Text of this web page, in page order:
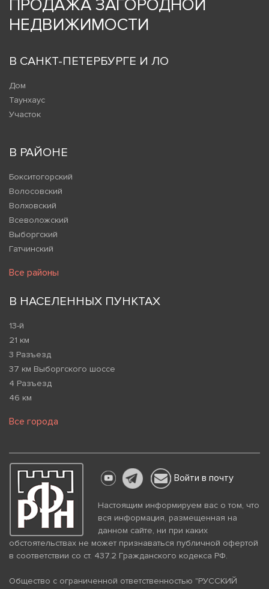
ПРОДАЖА ЗАГОРОДНОЙ
НЕДВИЖИМОСТИ
В САНКТ-ПЕТЕРБУРГЕ И ЛО
Дом
Таунхаус
Участок
В РАЙОНЕ
Бокситогорский
Волосовский
Волховский
Всеволожский
Выборгский
Гатчинский
Все районы
В НАСЕЛЕННЫХ ПУНКТАХ
13-й
21 км
3 Разъезд
37 км Выборгского шоссе
4 Разъезд
46 км
Все города
Войти в почту
Настоящим информируем вас о том, что
вся информация, размещенная на
данном сайте, ни при каких
обстоятельствах не может признаваться публичной офертой
в соответствии со ст. 437.2 Гражданского кодекса РФ.
Общество с ограниченной ответственностью "РУССКИЙ